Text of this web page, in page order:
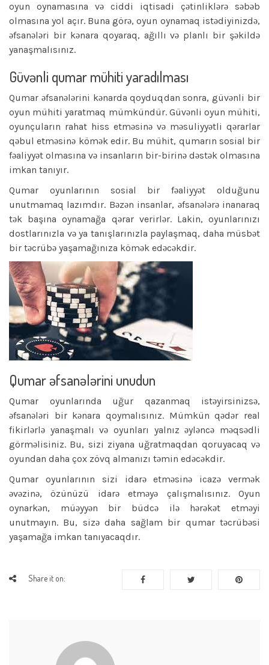
oyun oynamasına və ciddi iqtisadi çətinliklərə səbəb
olmasına yol açır. Buna görə, oyun oynamaq istədiyinizdə,
əfsanələri bir kənara qoyaraq, ağıllı və planlı bir şəkildə
yanaşmalısınız.
Güvənli qumar mühiti yaradılması
Qumar əfsanələrini kənarda qoyduqdan sonra, güvənli bir
oyun mühiti yaratmaq mümkündür. Güvənli oyun mühiti,
oyunçuların rahat hiss etməsinə və məsuliyyətli qərarlar
qəbul etməsinə kömək edir. Bu mühit, qumarın sosial bir
fəaliyyət olmasına və insanların bir-birinə dəstək olmasına
imkan tanıyır.
Qumar oyunlarının sosial bir fəaliyyət olduğunu
unutmamaq lazımdır. Bəzən insanlar, əfsanələrə inanaraq
tək başına oynamağa qərar verirlər. Lakin, oyunlarınızı
dostlarınızla və ya tanışlarınızla paylaşmaq, daha müsbət
bir təcrübə yaşamağınıza kömək edəcəkdir.
Qumar əfsanələrini unudun
Qumar oyunlarında uğur qazanmaq istəyirsinizsə,
əfsanələri bir kənara qoymalısınız. Mümkün qədər real
fikirlərlə yanaşmalı və oyunları yalnız əyləncə məqsədli
görməlisiniz. Bu, sizi ziyana uğratmaqdan qoruyacaq və
oyundan daha çox zövq almanızı təmin edəcəkdir.
Qumar oyunlarının sizi idarə etməsinə icazə vermək
əvəzinə, özünüzü idarə etməyə çalışmalısınız. Oyun
oynarkən, müəyyən bir büdcə ilə hərəkət etməyi
unutmayın. Bu, sizə daha sağlam bir qumar təcrübəsi
yaşamağa imkan tanıyacaqdır.
Share it on: